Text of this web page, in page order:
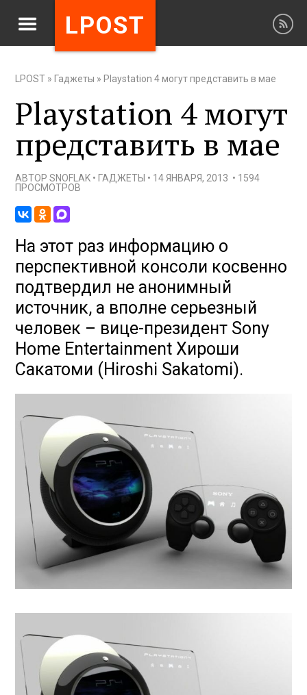
LPOST
LPOST » Гаджеты » Playstation 4 могут представить в мае
Playstation 4 могут
представить в мае
АВТОРSNOFLAK • ГАДЖЕТЫ • 14 ЯНВАРЯ, 2013 • 1594
ПРОСМОТРОВ
На этот раз информацию о
перспективной консоли косвенно
подтвердил не анонимный
источник, а вполне серьезный
человек – вице-президент Sony
Home Entertainment Хироши
Сакатоми (Hiroshi Sakatomi).